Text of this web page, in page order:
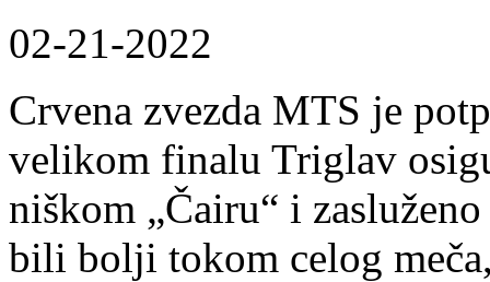
02-21-2022
Crvena zvezda MTS je
velikom finalu Triglav
niškom „Čairu“ i
bili bolji tokom celog